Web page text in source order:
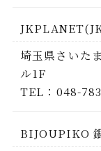
埼玉県さいた
ル1F
TEL：048-
BIJOUPIKO